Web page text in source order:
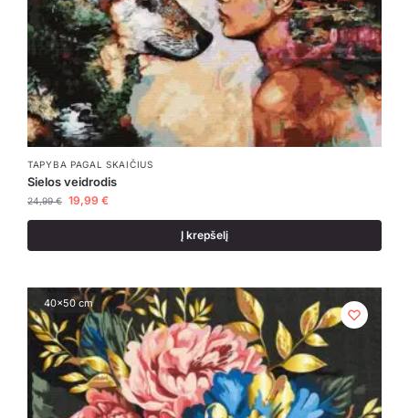
TAPYBA PAGAL SKAIČIUS
Sielos veidrodis
24,99€ 19,99 €
Į krepšelį
40x50 cm